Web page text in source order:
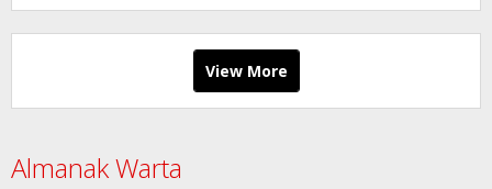
View More
Almanak Warta